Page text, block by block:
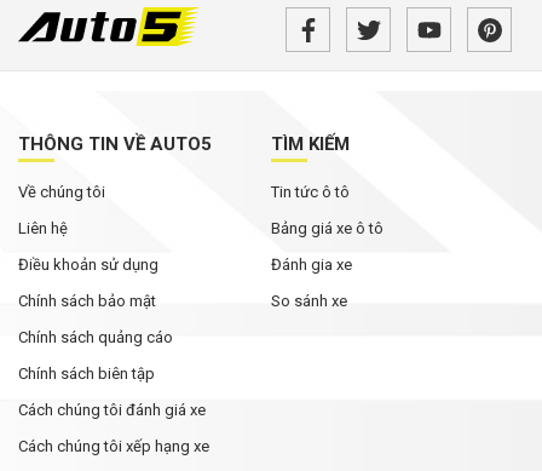
THÔNG TIN VỀ AUTO5
Về chúng tôi
Liên hệ
Điều khoản sử dụng
Chính sách bảo mật
Chính sách quảng cáo
Chính sách biên tập
Cách chúng tôi đánh giá xe
Cách chúng tôi xếp hạng xe
TÌM KIẾM
Tin tức ô tô
Bảng giá xe ô tô
Đánh gia xe
So sánh xe